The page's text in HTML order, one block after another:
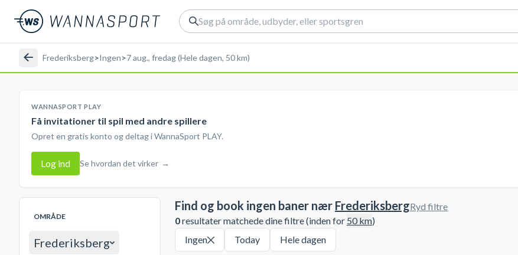
Frederiksberg>Ingen>7 aug., fredag (Hele dagen, 50 km)
WANNASPORT PLAY
Få invitationer til spil med andre spillere
Opret en gratis konto og deltag i WannaSport PLAY.
Log ind Se hvordan det virker →
OMRÅDE
Frederiksberg
Find og book ingen baner nær Frederiksberg
0resultater matchede dine filtre (inden for 50km)
Ryd filtre
Ingen Today Hele dagen